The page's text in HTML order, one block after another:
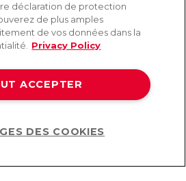
Switzerland AG. Tous droits réservés.
déclaration de protection
de plus amples
de vos données dans la
Privacy Policy
ACCEPTER
DES COOKIES